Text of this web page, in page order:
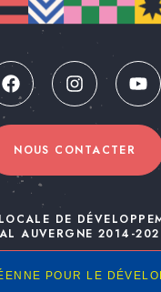
NOUS CONTACTER
DE
AUVERGNE 2014-
POUR LE